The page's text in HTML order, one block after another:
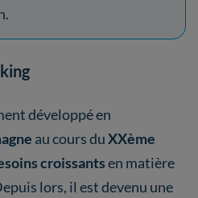
développé en
au cours duXXème
croissantsen matière
lors, il est devenu une